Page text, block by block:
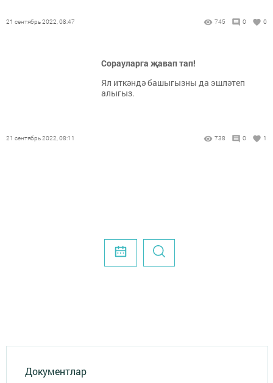
21 сентябрь 2022, 08:47 745 0 0
Со­рау­лар­га җа­вап тап!
Ял иткәндә башыгызны да эшләтеп
алыгыз.
21 сентябрь 2022, 08:11 738 0 1
Документлар